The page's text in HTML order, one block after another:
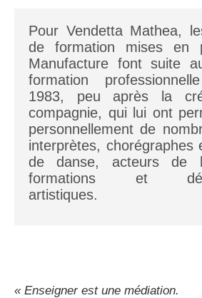
Pour Vendetta Mathea,
de formation mises en
Manufacture font suite
formation
1983, peu après la
compagnie, qui lui ont
personnellement de
interprètes, chorégraphes
de danse, acteurs de
formations et
artistiques.
« Enseigner est une médiation.